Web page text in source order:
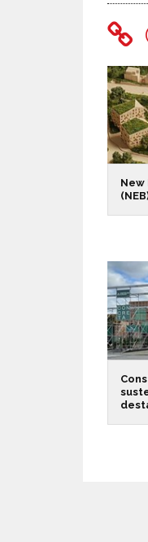
New